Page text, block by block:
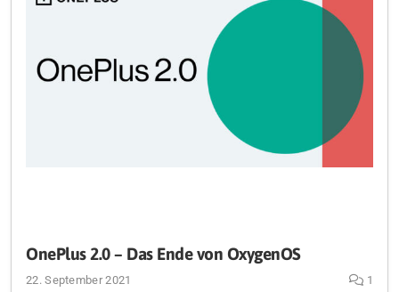
OnePlus 2.0 – Das Ende von OxygenOS
22. September 2021 1